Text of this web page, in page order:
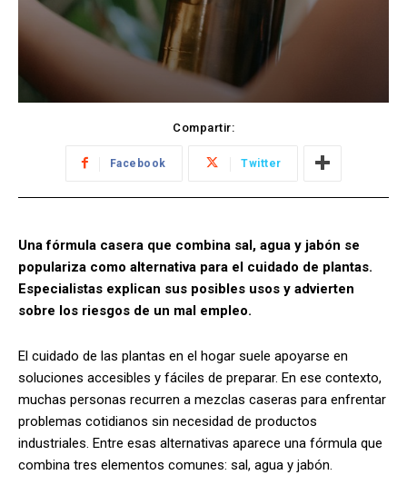
Compartir:
Facebook Twitter
Una fórmula casera que combina sal, agua y jabón se
populariza como alternativa para el cuidado de plantas.
Especialistas explican sus posibles usos y advierten
sobre los riesgos de un mal empleo.
El cuidado de las plantas en el hogar suele apoyarse en
soluciones accesibles y fáciles de preparar. En ese contexto,
muchas personas recurren a mezclas caseras para enfrentar
problemas cotidianos sin necesidad de productos
industriales. Entre esas alternativas aparece una fórmula que
combina tres elementos comunes: sal, agua y jabón.